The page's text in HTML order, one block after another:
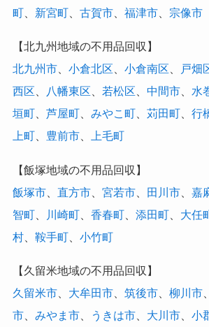
町、 新宮町、 古賀市、 福津市、 宗像市
【北九州地域の不用品回収】
北九州市、 小倉北区 小倉南区 戸畑
西区
八幡東区 若松区 中間市、 水
垣町、 芦屋町、 みやこ町、 苅田町、 行
上町、 豊前市、 上毛町
【飯塚地域の不用品回収】
飯塚市、 直方市、 宮若市、 田川市、 嘉
智町、 川崎町、 香春町、 添田町、 大任
村、 鞍手町、 小竹町
【久留米地域の不用品回収】
久留米市、 大牟田市、 筑後市、 柳川市、
市、 みやま市、 うきは市、 大川市、 小